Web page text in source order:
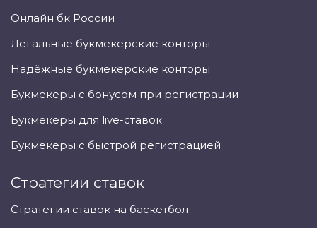
Онлайн бк России
Легальные букмекерские конторы
Надёжные букмекерские конторы
Букмекеры с бонусом при регистрации
Букмекеры для live-ставок
Букмекеры с быстрой регистрацией
Стратегии ставок
Стратегии ставок на баскетбол